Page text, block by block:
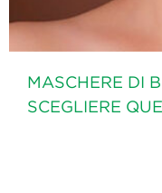
MASCHERE DI
SCEGLIERE